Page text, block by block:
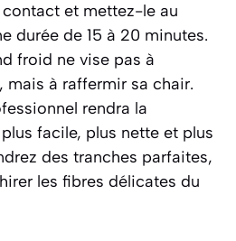
et mettez-le au
durée de 15 à 20 minutes.
froid ne vise pas à
mais à raffermir sa chair.
rendra la
facile, plus nette et plus
des tranches parfaites,
les fibres délicates du